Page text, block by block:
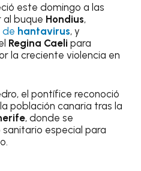
este domingo a las
al buque Hondius,
de hantavirus, y
Regina Caeli para
la creciente violencia en
el pontífice reconoció
población canaria tras la
, donde se
especial para